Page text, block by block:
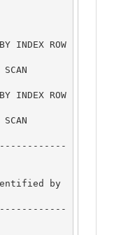
INDEX ROW
INDEX ROW
by